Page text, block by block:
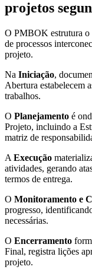
projetos
O PMBOK estrutura o
de processos
projeto.
Na Iniciação,
Abertura estabelecem
trabalhos.
O Planejamento é
Projeto, incluindo a
matriz de
A Execução
atividades, gerando
termos de entrega.
O Monitoramento e
progresso,
necessárias.
O Encerramento
Final, registra lições
projeto.